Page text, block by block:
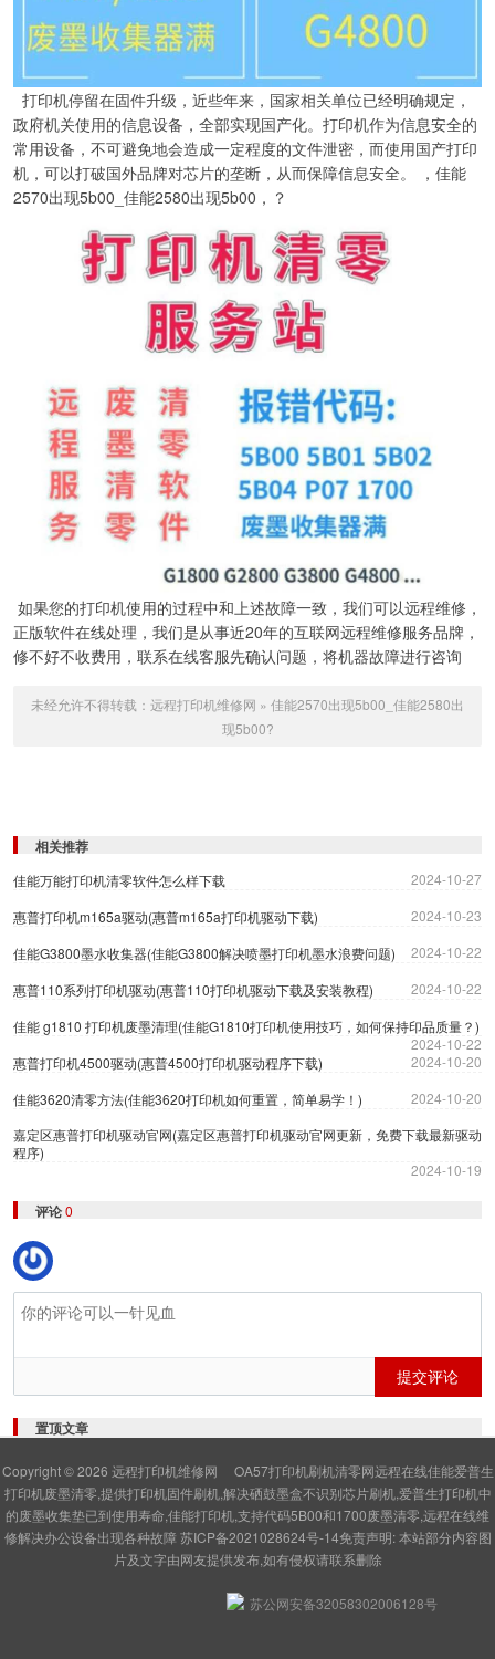
打印机停留在固件升级，近些年来，国家相关单位已经明确规定，
政府机关使用的信息设备，全部实现国产化。打印机作为信息安全的
常用设备，不可避免地会造成一定程度的文件泄密，而使用国产打印
机，可以打破国外品牌对芯片的垄断，从而保障信息安全。 ，佳能
2570出现5b00_佳能2580出现5b00，？
如果您的打印机使用的过程中和上述故障一致，我们可以远程维修，
正版软件在线处理，我们是从事近20年的互联网远程维修服务品牌，
修不好不收费用，联系在线客服先确认问题，将机器故障进行咨询
未经允许不得转载： 远程打印机维修网 » 佳能2570出现5b00_佳能2580出
现5b00?
相关推荐
佳能万能打印机清零软件怎么样下载
2024-10-27
惠普打印机m165a驱动(惠普m165a打印机驱动下载)
2024-10-23
佳能G3800墨水收集器(佳能G3800解决喷墨打印机墨水浪费问题)
2024-10-22
惠普110系列打印机驱动(惠普110打印机驱动下载及安装教程)
2024-10-22
佳能 g1810 打印机废墨清理(佳能G1810打印机使用技巧，如何保持印品质量？)
2024-10-22
惠普打印机4500驱动(惠普4500打印机驱动程序下载)
2024-10-20
佳能3620清零方法(佳能3620打印机如何重置，简单易学！)
2024-10-20
嘉定区惠普打印机驱动官网(嘉定区惠普打印机驱动官网更新，免费下载最新驱动
程序)
2024-10-19
评论0
提交评论
置顶文章
Copyright © 2026 远程打印机维修网
OA57打印机刷机清零网远程在线佳能爱普生
打印机废墨清零,提供打印机固件刷机,解决硒鼓墨盒不识别芯片刷机,爱普生打印机中
的废墨收集垫已到使用寿命,佳能打印机,支持代码5B00和1700废墨清零,远程在线维
修解决办公设备出现各种故障 苏ICP备2021028624号-14免责声明: 本站部分内容图
片及文字由网友提供发布,如有侵权请联系删除
苏公网安备32058302006128号